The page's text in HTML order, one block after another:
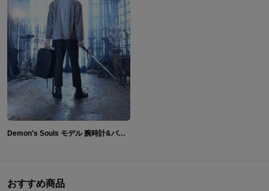
Demon's Souls モデル 腕時計&バックパック&ブーツ&二つ折り財布
おすすめ商品